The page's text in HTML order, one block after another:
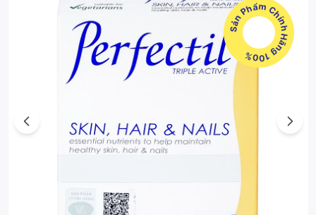
Sản Phẩm Chính Hãng 100%
Previous Next